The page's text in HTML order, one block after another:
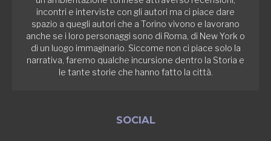
incontri e interviste con gli autori ma ci piace dare
spazio a quegli autori che a Torino vivono e lavorano
anche se i loro personaggi sono di Roma, di New York o
di un luogo immaginario. Siccome non ci piace solo la
narrativa, faremo qualche incursione dentro la Storia e
le tante storie che hanno fatto la città.
SOCIAL